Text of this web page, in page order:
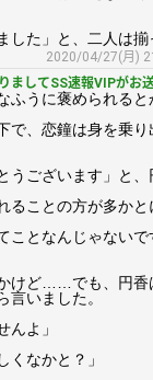
した」と、二人は揃
2020/04/27(月)
ましてSS速報VIPがお
ふうに褒められると
で、恋鐘は身を乗
ございます」と、
ることの方が多か
ことなんじゃない
けど……でも、円香
言いました。
んよ」
くなかと？」